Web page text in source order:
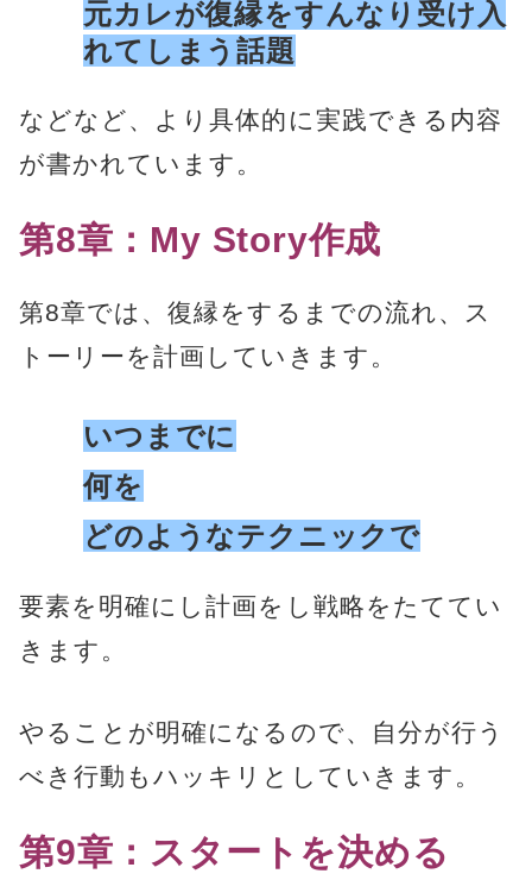
元カレが復縁をすんなり受け入
れてしまう話題
などなど、より具体的に実践できる内容
が書かれています。
第8章：My Story作成
第8章では、復縁をするまでの流れ、ス
トーリーを計画していきます。
いつまでに
何を
どのようなテクニックで
要素を明確にし計画をし戦略をたててい
きます。
やることが明確になるので、自分が行う
べき行動もハッキリとしていきます。
第9章：スタートを決める